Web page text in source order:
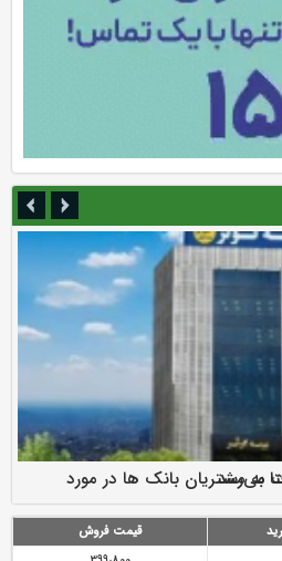
ایران از اقدامات مدیرعامل بیمه
مشتریان بانک ها در مورد
قیمت فروش